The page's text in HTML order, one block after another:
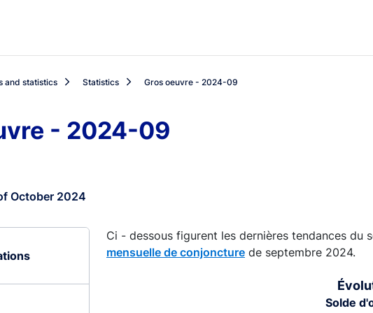
and statistics Statistics Gros oeuvre - 2024-09
- 2024-09
October 2024
Ci - dessous figurent les dernières tendances du
mensuelle de conjoncture de septembre 2024.
Solde